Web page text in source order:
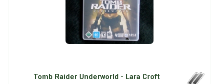
Tomb Raider Underworld - Lara Croft